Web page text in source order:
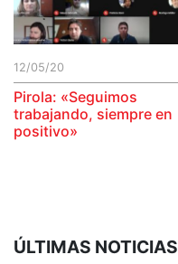
12/05/20
Pirola: «Seguimos
trabajando, siempre en
positivo»
ÚLTIMAS NOTICIAS